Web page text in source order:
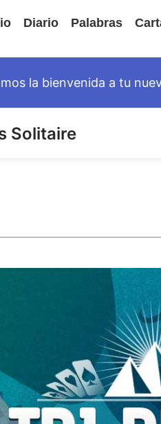
Diario Palabras
la bienvenida a tu
Solitaire